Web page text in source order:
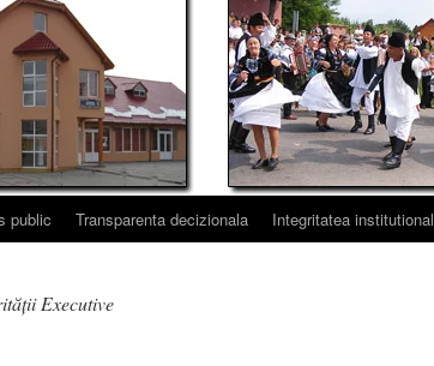
public Transparenta decizionala Integritatea
Executive